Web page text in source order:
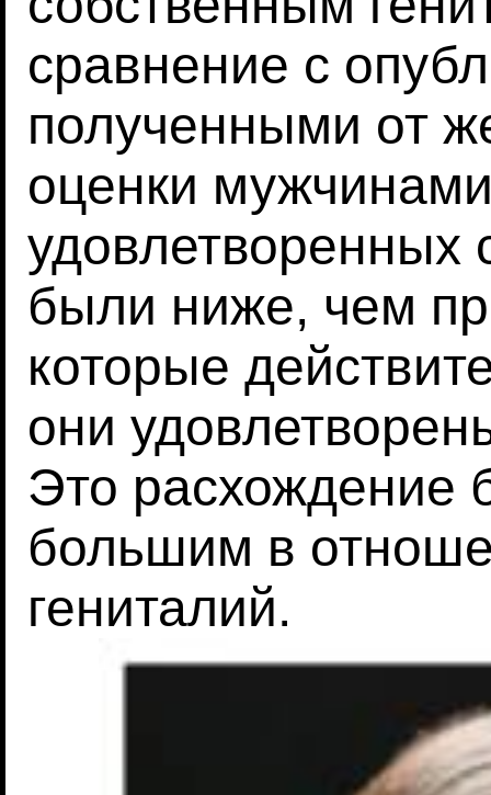
сравнение с
полученными от
оценки
удовлетворенных
были ниже, чем
которые
они
Это расхождение
большим в
гениталий.